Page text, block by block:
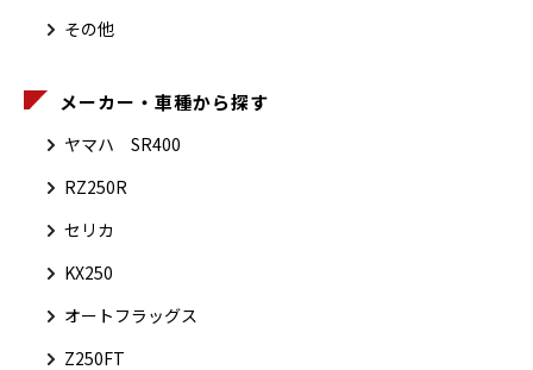
その他
メーカー・車種から探す
ヤマハ SR400
RZ250R
セリカ
KX250
オートフラッグス
Z250FT